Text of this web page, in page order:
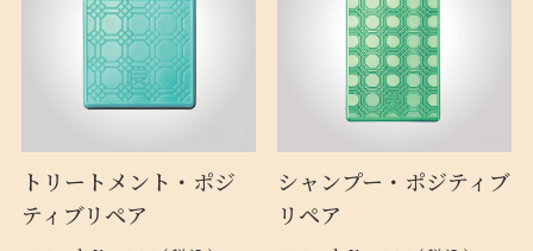
トリートメント・ポジ
ティブリペア
シャンプー・ポジティブ
リペア